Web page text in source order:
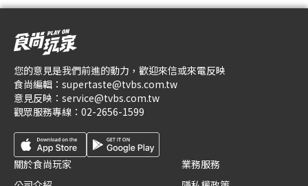
您的意見是我們前進的動力，歡迎來信或來電反映
食尚編輯： supertaste@tvbs.com.tw
意見反映： service@tvbs.com.tw
觀眾服務專線： 02-2656-1599
關於食尚玩家
業務服務